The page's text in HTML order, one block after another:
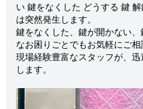
い 鍵をなくした どうする 鍵
は突然発生します。
鍵をなくした、鍵が開かない
なお困りごとでもお気軽にご相
現場経験豊富なスタッフが、
します。